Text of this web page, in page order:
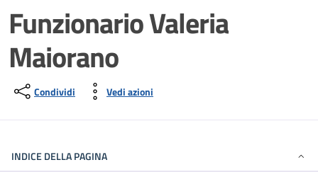
Funzionario Valeria
Maiorano
Condividi Vedi azioni
INDICE DELLA PAGINA